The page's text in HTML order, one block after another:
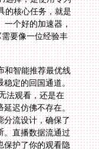
和智能推荐最优线
、最稳定的回国通道。
海外无法观看，还是在
网络延迟仿佛不存在。
智能分流设计，确保了
中断。直播数据流通过
，也保护了你的观看隐